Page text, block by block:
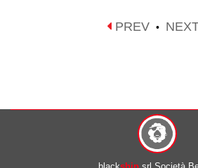
PREV •